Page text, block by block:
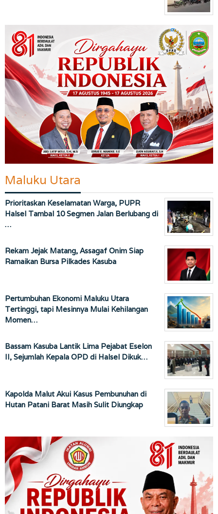
Maluku Utara
Prioritaskan Keselamatan Warga, PUPR
Halsel Tambal 10 Segmen Jalan Berlubang di
…
Rekam Jejak Matang, Assagaf Onim Siap
Ramaikan Bursa Pilkades Kasuba
Pertumbuhan Ekonomi Maluku Utara
Tertinggi, tapi Mesinnya Mulai Kehilangan
Momen…
Bassam Kasuba Lantik Lima Pejabat Eselon
II, Sejumlah Kepala OPD di Halsel Dikuk…
Kapolda Malut Akui Kasus Pembunuhan di
Hutan Patani Barat Masih Sulit Diungkap